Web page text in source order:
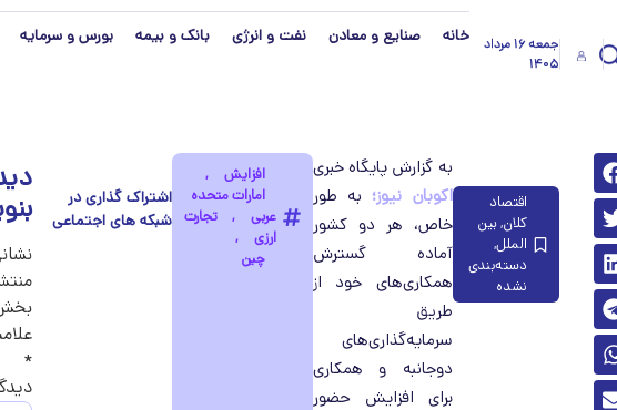
جمعه ۱۶ مرداد
۱۴۰۵
خانه صنایع و معادن نفت و انرژی بانک و بیمه بورس و سرمایه
اقتصاد
کلان,بین
الملل,
دسته‌بندی
نشده
به گزارش پایگاه خبری
اکوبان نیوز؛ به طور
خاص، هر دو کشور
آماده گسترش
همکاری‌های خود از
طریق
سرمایه‌گذاری‌های
دوجانبه و همکاری
برای افزایش حضور
افزایش
,
امارات متحده
عربی
,
تجارت
ارزی
,
چین
*